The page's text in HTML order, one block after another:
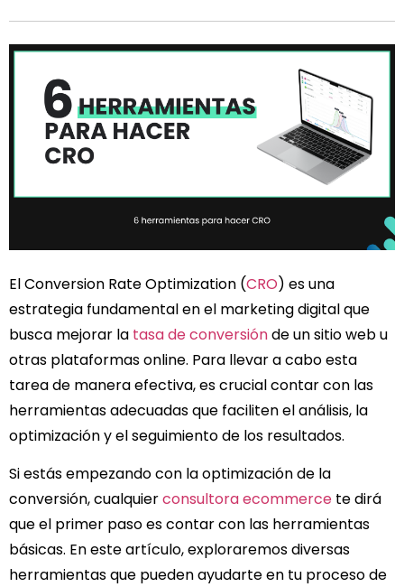
El Conversion Rate Optimization (CRO) es una
estrategia fundamental en el marketing digital que
busca mejorar la tasa de conversiónde un sitio web u
otras plataformas online. Para llevar a cabo esta
tarea de manera efectiva, es crucial contar con las
herramientas adecuadas que faciliten el análisis, la
optimización y el seguimiento de los resultados.
Si estás empezando con la optimización de la
conversión, cualquierconsultora ecommerce te dirá
que el primer paso es contar con las herramientas
básicas. En este artículo, exploraremos diversas
herramientas que pueden ayudarte en tu proceso de